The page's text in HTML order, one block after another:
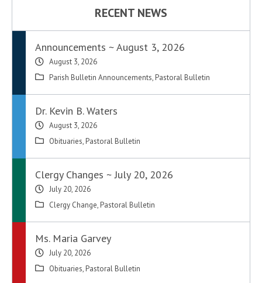
RECENT NEWS
Announcements ~ August 3, 2026
August 3, 2026
Parish Bulletin Announcements, Pastoral Bulletin
Dr. Kevin B. Waters
August 3, 2026
Obituaries, Pastoral Bulletin
Clergy Changes ~ July 20, 2026
July 20, 2026
Clergy Change, Pastoral Bulletin
Ms. Maria Garvey
July 20, 2026
Obituaries, Pastoral Bulletin